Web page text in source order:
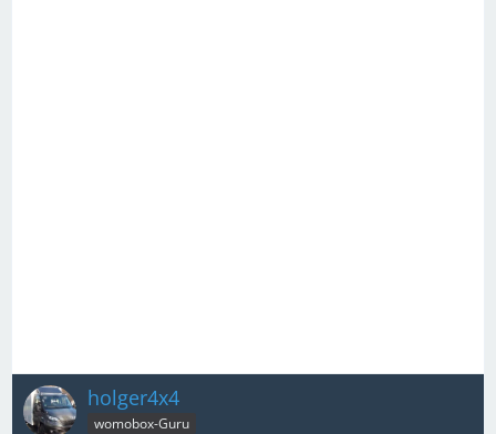
holger4x4
womobox-Guru